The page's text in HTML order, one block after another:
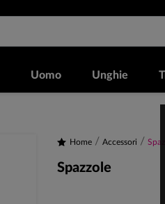
Uomo Unghie
Home Accessori
Spazzole